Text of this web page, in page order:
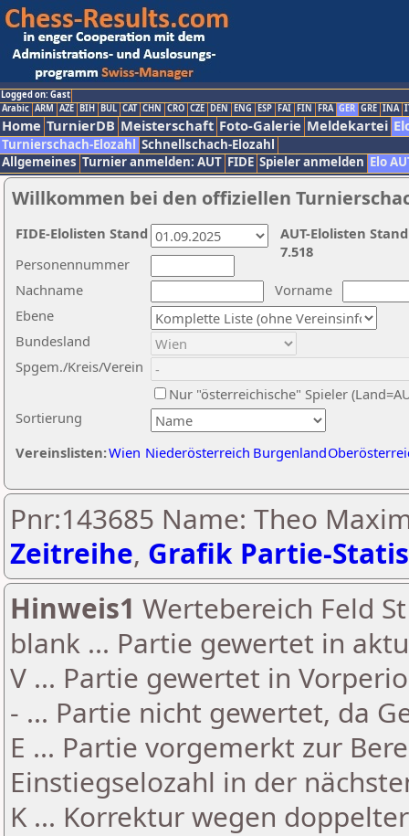
Logged on: Gast
Arabic ARM AZE BIH BUL CAT CHN CRO CZE DEN ENG ESP FAI FIN FRA GER GRE INA
Home TurnierDB Meisterschaft Foto-Galerie Meldekartei
Turnierschach-Elozahl Schnellschach-Elozahl
Allgemeines Turnier anmelden: AUT FIDE Spieler anmelden Elo
Willkommen bei den offiziellen
Nachname
Vorname
Ebene
Sortierung
Personennummer
Bundesland
Spgem./Kreis/Verein
Nur "österreichische" Spieler
Vereinslisten:Wien Niederösterreich Burgenland
AUT-Elolisten
7.518
FIDE-Elolisten Stand
Pnr:143685 Name: Theo
Zeitreihe, Grafik Partie-
Hinweis1 Wertebereich Feld
blank ... Partie gewertet in
V ... Partie gewertet in
- ... Partie nicht gewertet, da
E ... Partie vorgemerkt zur
Einstiegselozahl in der
K ... Korrektur wegen